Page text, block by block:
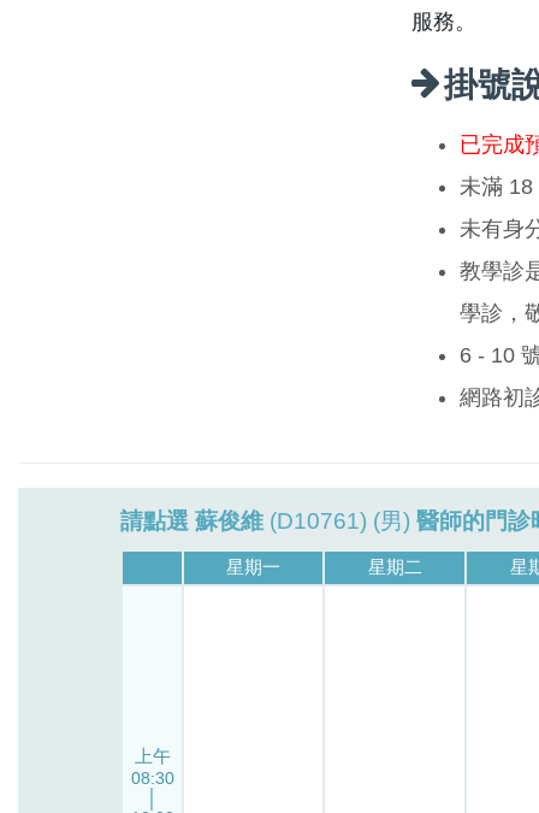
服務。
掛號
已完成
未滿 18
未有身
教學診
學診，
6 - 10
網路初